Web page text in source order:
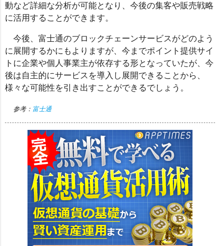
動など詳細な分析が可能となり、今後の集客や販売戦略
に活用することができます。
今後、富士通のブロックチェーンサービスがどのよう
に展開するかにもよりますが、今までポイント提供サイ
トに企業や個人事業主が依存する形となっていたが、今
後は自主的にサービスを導入し展開できることから、
様々な可能性を引き出すことができるでしょう。
参考： 富士通